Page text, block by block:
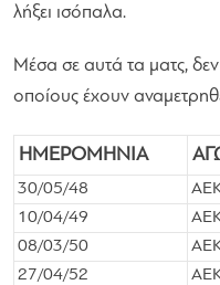
λήξει ισόπαλα.
Μέσα σε αυτά τα ματς, δεν
οποίους έχουν
ΗΜΕΡΟΜΗΝΙΑ
30/05/48
10/04/49
08/03/50
27/04/52